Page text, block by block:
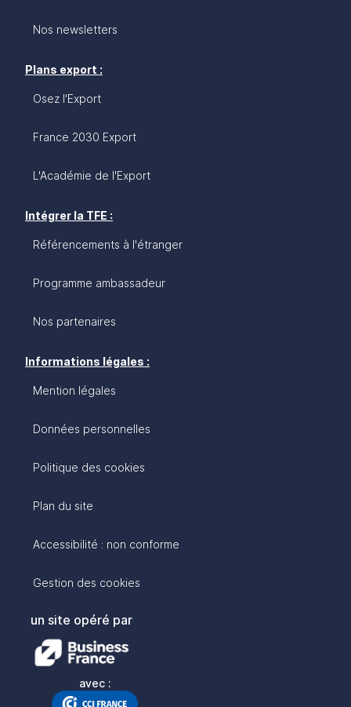
Nos newsletters
Plans export :
Osez l'Export
France 2030 Export
L'Académie de l'Export
Intégrer la TFE :
Référencements à l'étranger
Programme ambassadeur
Nos partenaires
Informations légales :
Mention légales
Données personnelles
Politique des cookies
Plan du site
Accessibilité : non conforme
Gestion des cookies
un site opéré par
avec :